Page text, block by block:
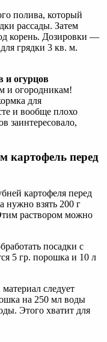
полива, который
рассады. Затем
корень. Дозировки —
грядки 3 кв. м.
и огурцов
и огородникам!
для
и вообще плохо
заинтересовало,
картофель перед
картофеля перед
нужно взять 200 г
раствором можно
посадки с
5 гр. порошка и 10 л
следует
на 250 мл воды
Этого хватит для